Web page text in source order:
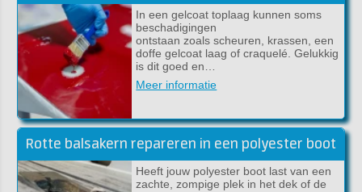
In een gelcoat toplaag kunnen soms
beschadigingen
ontstaan zoals scheuren, krassen, een
doffe gelcoat laag of craquelé. Gelukkig
is dit goed en…
Meer informatie
Rotte balsakern repareren in een polyester boot
Heeft jouw polyester boot last van een
zachte, zompige plek in het dek of de